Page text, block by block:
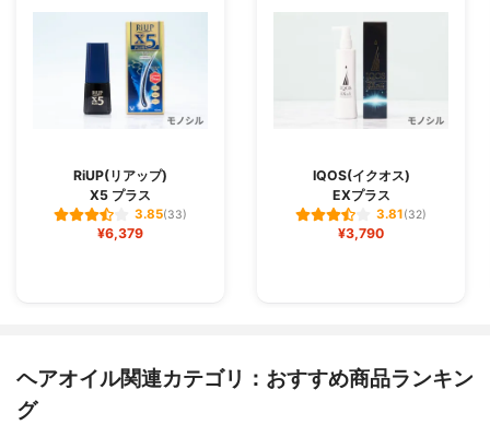
RiUP(リアップ)
X5 プラス
3.85(33)
¥6,379
IQOS(イクオス)
EXプラス
3.81(32)
¥3,790
ヘアオイル関連カテゴリ：おすすめ商品ランキン
グ